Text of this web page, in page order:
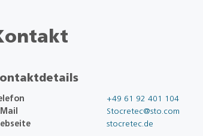
+49 61 92 401 104
Stocretec@sto.com
stocretec.de